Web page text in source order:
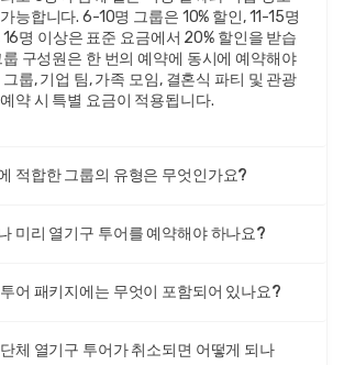
약이 가능합니다. 기업 그룹은 종종 개인 전
아침 서비스, 전문 사진 촬영 및 브랜드 인증
춤 패키지를 받을 수 있습니다. 투어 운영자는
지불 조건, 반복 예약을 위한 전담 계정 관리
릴 수 있습니다.
출발 시간을 관리하며, 특별 식단 요구사항을
에서 요청할 수 있도록 합니다.
직장 관계를 강화합니다. 열기구 비행의 협
운영자들은 회의 공간, 팀 사진촬영 및 축하
능합니다. 6-10명 그룹은 10% 할인, 11-15명
16명 이상은 표준 요금에서 20% 할인을 받습
룹 구성원은 한 번의 예약에 동시에 예약해야
룹, 기업 팀, 가족 모임, 결혼식 파티 및 관광
약 시 특별 요금이 적용됩니다.
적합한 그룹의 유형은 무엇인가요?
미리 열기구 투어를 예약해야 하나요?
어 패키지에는 무엇이 포함되어 있나요?
체 열기구 투어가 취소되면 어떻게 되나